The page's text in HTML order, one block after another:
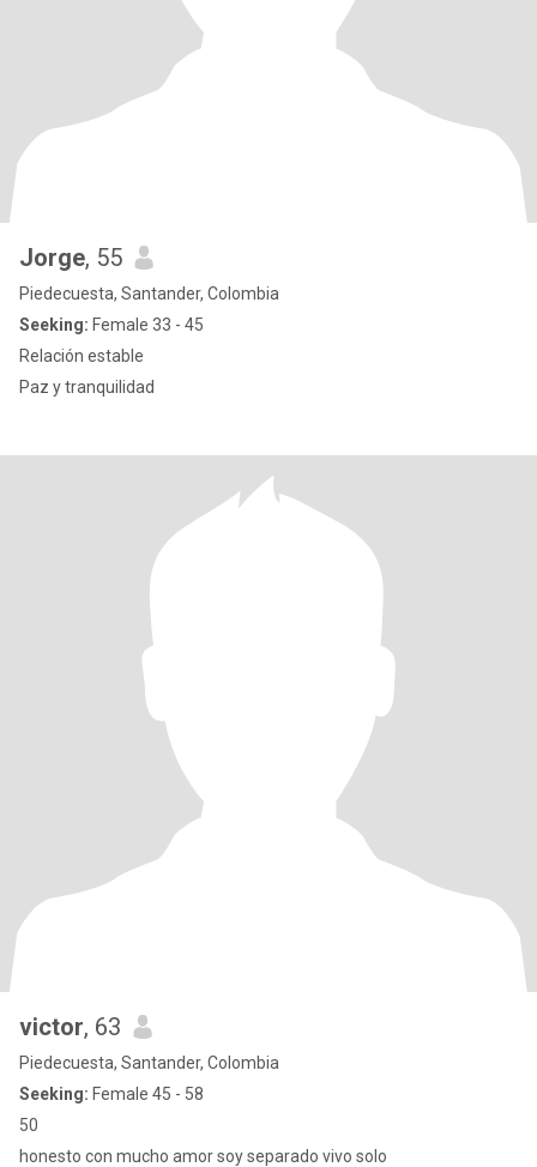
Jorge, 55
Piedecuesta, Santander, Colombia
Seeking: Female 33 - 45
Relación estable
Paz y tranquilidad
victor, 63
Piedecuesta, Santander, Colombia
Seeking: Female 45 - 58
50
honesto con mucho amor soy separado vivo solo